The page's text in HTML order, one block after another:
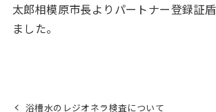
太郎相模原市長よりパートナー登録証
ました。
浴槽水のレジオネラ検査について